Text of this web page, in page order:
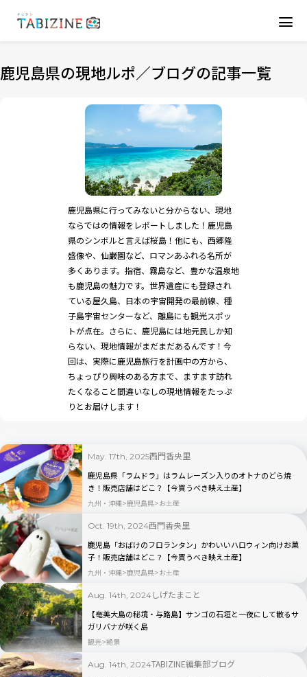
鹿児島県の現地ルポ／ブログの記事一覧
鹿児島県に行ってみないと分からない、現地
ならではの情報をレポートしました！鹿児島
県のシンボルと言えば桜島！他にも、西郷隆
盛像や、仙巌園など、ロマンあふれる名所が
多くあります。指宿、霧島など、豊かな温泉地
も鹿児島の魅力です。世界遺産にも登録され
ている屋久島、日本の宇宙開発の最前線、種
子島宇宙センターなど、離島にも観光スポッ
トが点在。さらに、鹿児島には地元民しか知
らない、現地情報がまだまだあるんです！今
回は、実際に鹿児島旅行を計画中の方から、
ちょっぴり興味のある方まで、ますます訪れ
たくなること間違いなしの現地情報をたっぷ
りとお届けします！
May. 17th, 2025西門香央里
鹿児島県「ラムドラ」はラムレーズン入りのオトナのどら焼
き！販売店舗はどこ？【今買うべき映え土産】
九州・沖縄 鹿児島県 お土産
Oct. 19th, 2024西門香央里
鹿児島「おばけのフロランタン」かわいいハロウィン向けお菓
子！販売店舗はどこ？【今買うべき映え土産】
九州・沖縄 鹿児島県 お土産
Aug. 14th, 2024 しげたまこと
【奄美大島の秘境・与路島】サンゴの石垣と一夜にして散るサ
ガリバナが咲く島
観光 絶景
Aug. 14th, 2024TABIZINE編集部ブログ